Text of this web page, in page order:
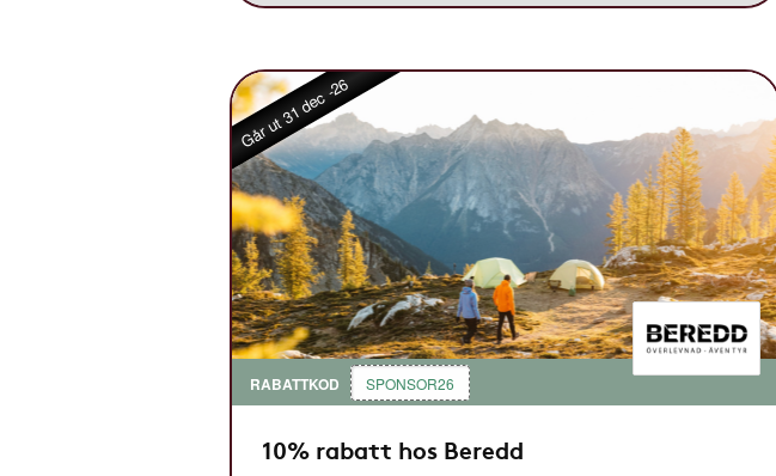
Går ut 31 dec -26
RABATTKOD SPONSOR26
10% rabatt hos Beredd